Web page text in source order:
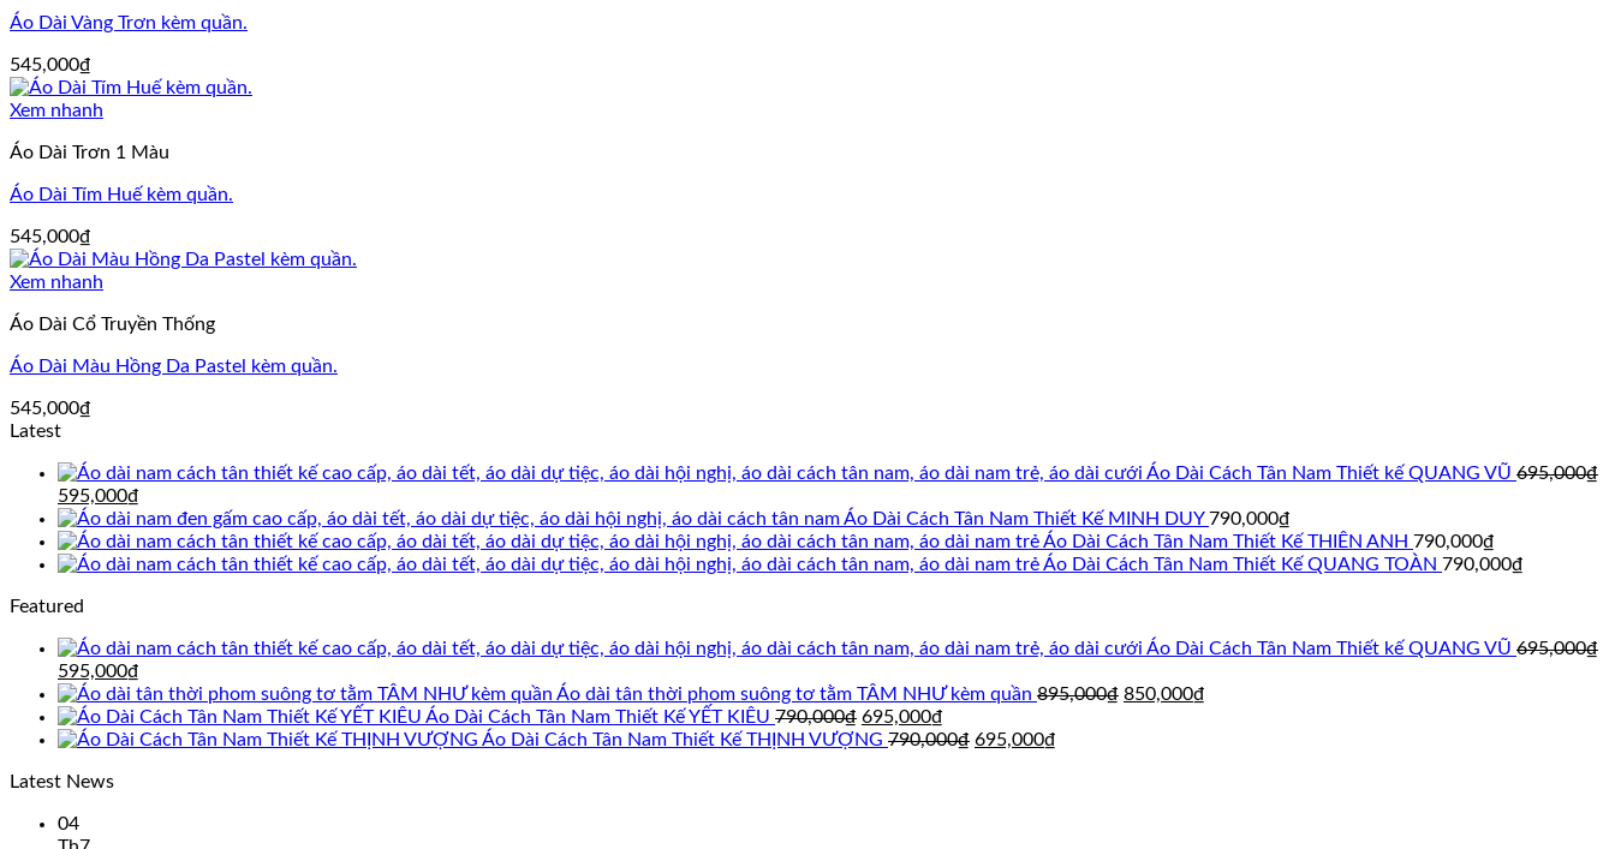
Áo Dài Vàng Trơn kèm quần.
545,000₫
Xem nhanh
Áo Dài Trơn 1 Màu
Áo Dài Tím Huế kèm quần.
545,000₫
Xem nhanh
Áo Dài Cổ Truyền Thống
Áo Dài Màu Hồng Da Pastel kèm quần.
545,000₫
Latest
Áo Dài Cách Tân Nam Thiết kế QUANG VŨ 695,000₫
Giá
gốc
là:
695,000₫.
595,000₫
hiện
tại
là:
Áo Dài Cách Tân Nam Thiết Kế MINH DUY 790,000₫
Áo Dài Cách Tân Nam Thiết Kế THIÊN ANH 790,000₫
Áo Dài Cách Tân Nam Thiết Kế QUANG TOÀN 790,000₫
Featured
Áo Dài Cách Tân Nam Thiết kế QUANG VŨ 695,000₫
Giá
gốc
là:
695,000₫.
595,000₫
hiện
tại
là:
Áo dài tân thời phom suông tơ tằm TÂM NHƯ kèm quần 895,000₫ Giá
850,000₫
Áo Dài Cách Tân Nam Thiết Kế YẾT KIÊU 790,000₫ Giá
gốc
695,000₫
hiện
Áo Dài Cách Tân Nam Thiết Kế THỊNH VƯỢNG 790,000₫ Giá
695,000₫
Latest News
04